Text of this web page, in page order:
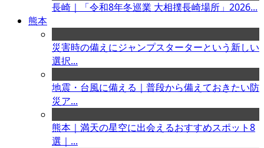
長崎｜「令和8年冬巡業 大相撲長崎場所」2026...
熊本
災害時の備えにジャンプスターターという新しい
選択...
地震・台風に備える｜普段から備えておきたい防
災ア...
熊本｜満天の星空に出会えるおすすめスポット8
選｜...